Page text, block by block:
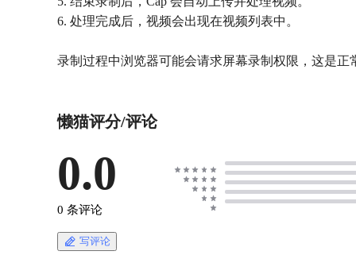
6. 处理完成后，视频会出现在视频列表中。
懒猫评分/评论
0.0
0 条评论
写评论